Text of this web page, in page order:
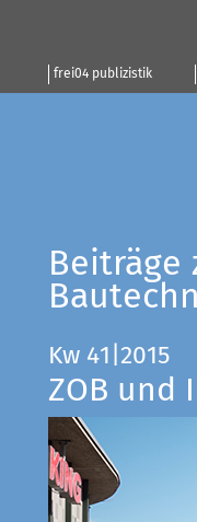
frei04 publizistik
Beiträge
Kw 41|2015
ZOB und